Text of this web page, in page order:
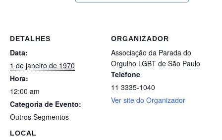
DETALHES
Data:
1 de janeiro de 1970
Hora:
12:00 am
Categoria de Evento:
Outros Segmentos
LOCAL
ORGANIZADOR
Associação da Parada do
Orgulho LGBT de São Paulo
Telefone
11 3335-1040
Ver site do Organizador